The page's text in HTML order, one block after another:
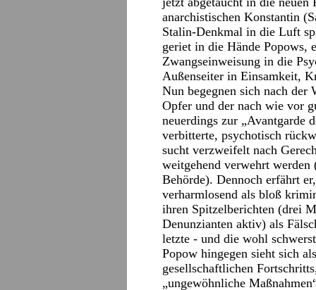
anarchistischen Konstantin
Stalin-Denkmal in die Luft
geriet in die Hände Popows,
Zwangseinweisung in die
Außenseiter in Einsamkeit,
Nun begegnen sich nach der
Opfer und der nach wie vor
neuerdings zur „Avantgarde
verbitterte, psychotisch
sucht verzweifelt nach
weitgehend verwehrt
Behörde). Dennoch erfährt
verharmlosend als bloß
ihren Spitzelberichten (drei
Denunzianten aktiv) als
letzte ‑ und die wohl
Popow hingegen sieht sich
gesellschaftlichen
„ungewöhnliche